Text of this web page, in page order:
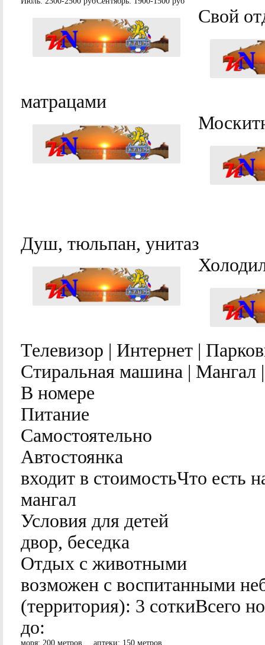
Свой
матрацами
Душ, тюльпан, унитаз
Телевизор | Интернет |
Стиральная машина | Мангал
В номере
Питание
Самостоятельно
Автостоянка
входит в стоимостьЧто есть
мангал
Условия для детей
двор, беседка
Отдых с животными
возможен с воспитанными
(территория): 3 соткиВсего
до:
моря: 200 метров
аптеки: 150 метров